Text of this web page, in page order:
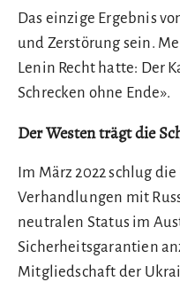
Das einzige Ergebnis
und Zerstörung sein.
Lenin Recht hatte: Der
Schrecken ohne Ende».
Der Westen trägt die
Im März 2022 schlug
Verhandlungen mit
neutralen Status im
Sicherheitsgarantien
Mitgliedschaft der